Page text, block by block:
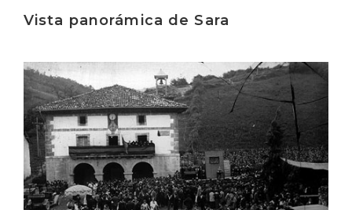
Vista panorámica de Sara
Irakurri